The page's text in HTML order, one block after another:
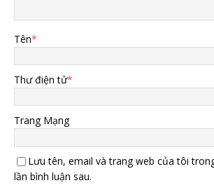
Tên*
Thư điện tử*
Trang Mạng
Lưu tên, email và trang web của tôi
lần bình luận sau.